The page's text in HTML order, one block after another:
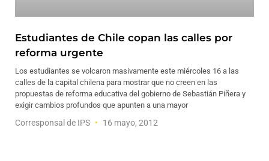
Estudiantes de Chile copan las calles por
reforma urgente
Los estudiantes se volcaron masivamente este miércoles 16 a las
calles de la capital chilena para mostrar que no creen en las
propuestas de reforma educativa del gobierno de Sebastián Piñera y
exigir cambios profundos que apunten a una mayor
Corresponsal de IPS 16 mayo, 2012